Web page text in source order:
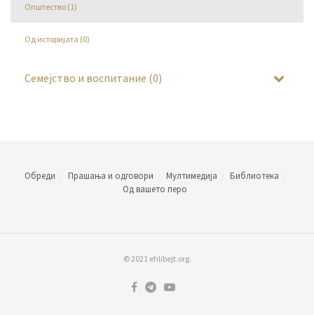
Општество (1)
Од историјата (0)
Семејство и воспитание (0)
Обреди Прашања и одговори Мултимедија
Библиотека
Од вашето перо
© 2021 ehlibejt.org.